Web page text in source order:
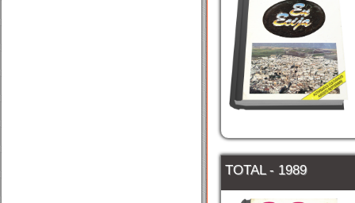
TOTAL - 1989